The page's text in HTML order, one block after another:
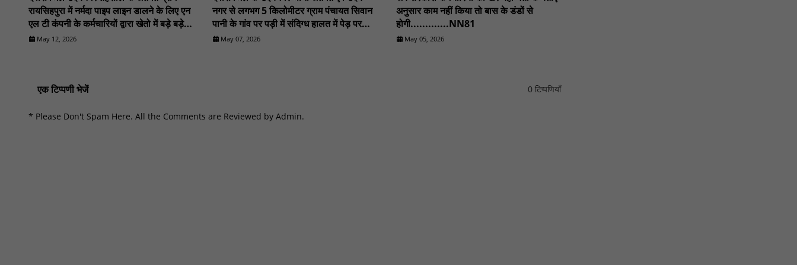
रायसिहपुरा में नर्मदा पाइप लाइन डालने के लिए एन
एल टी कंपनी के कर्मचारियों द्वारा खेतो में बड़े बड़े
पाइप लाइन डालने का कार्य किया गया
May 12, 2026
नगर से लगभग 5 किलोमीटर ग्राम पंचायत सिवान
पानी के गांव पर पड़ी में संदिग्ध हालत में पेड़ पर
लटके हुए 18 वर्षीय युवक की लाश मिलने से क्षेत्र
May 07, 2026
अनुसार काम नहीं किया तो बास के डंडों से
होगी.............NN81
May 05, 2026
एक टिप्पणी भेजें 0 टिप्पणियाँ
* Please Don't Spam Here. All the Comments are Reviewed by Admin.